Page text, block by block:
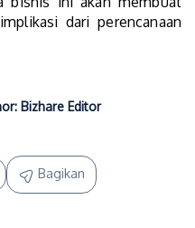
dari perencanaan
Bizhare Editor
Bagikan